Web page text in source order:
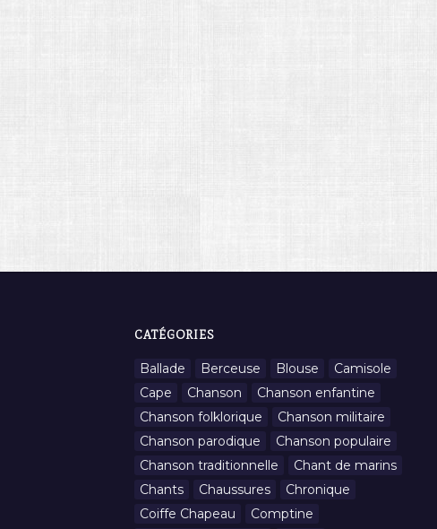
CATÉGORIES
Ballade Berceuse Blouse
Camisole
Cape
Chanson
Chanson enfantine
Chanson folklorique
Chanson militaire
Chanson parodique
Chanson populaire
Chanson traditionnelle
Chant de marins
Chants
Chaussures
Chronique
Coiffe Chapeau
Comptine